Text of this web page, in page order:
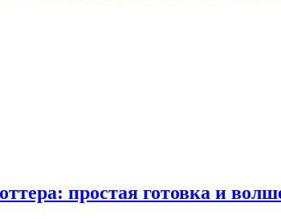
простая готовка и